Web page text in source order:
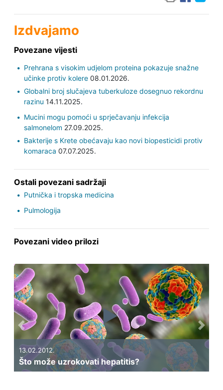
Izdvajamo
Povezane vijesti
Prehrana s visokim udjelom proteina pokazuje snažne
učinke protiv kolere08.01.2026.
Globalni broj slučajeva tuberkuloze dosegnuo rekordnu
razinu 14.11.2025.
Mucini mogu pomoći u sprječavanju infekcija
salmonelom 27.09.2025.
Bakterije s Krete obećavaju kao novi biopesticidi protiv
komaraca 07.07.2025.
Ostali povezani sadržaji
Putnička i tropska medicina
Pulmologija
Povezani video prilozi
13.02.2012.
Što može uzrokovati hepatitis?
Previous Next